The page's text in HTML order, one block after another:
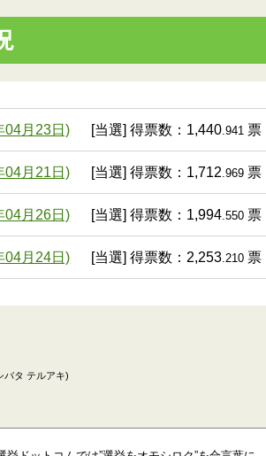
04月23日) [当選] 得票数：1,440.941 票
04月21日) [当選] 得票数：1,712.969 票
04月26日) [当選] 得票数：1,994.550 票
04月24日) [当選] 得票数：2,253.210 票
バタ テルアキ)